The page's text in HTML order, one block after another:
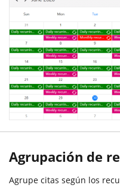
Agrupación de
Agrupe citas según los